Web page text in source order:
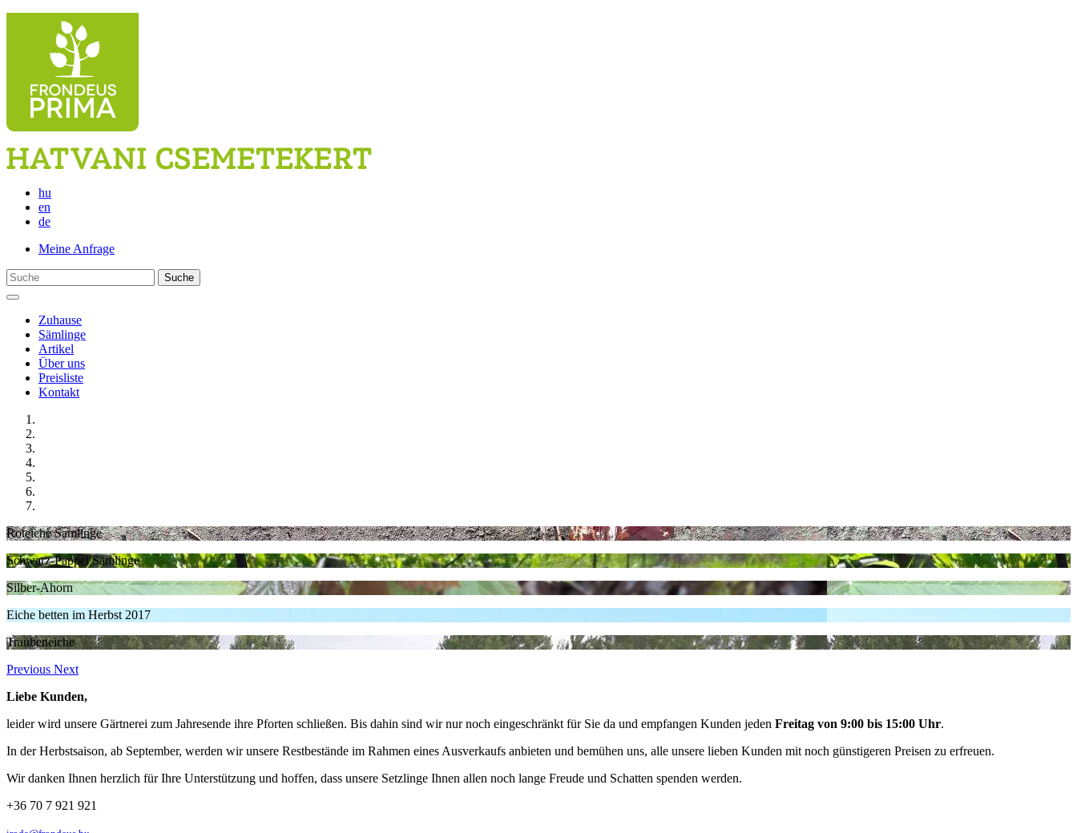
hu
en
de
Meine Anfrage
Suche
Zuhause
Sämlinge
Artikel
Über uns
Preisliste
Kontakt
Roteiche Samlinge
Schwarz-Pappel Sämlinge
Silber-Ahorn
Eiche betten im Herbst 2017
Traubeneiche
Previous Next
Liebe Kunden,
leider wird unsere Gärtnerei zum Jahresende ihre Pforten schließen. Bis dahin sind wir nur noch eingeschränkt für Sie da und empfangen Kunden jeden Freitag von 9:00 bis 15:00 Uhr.
In der Herbstsaison, ab September, werden wir unsere Restbestände im Rahmen eines Ausverkaufs anbieten und bemühen uns, alle unsere lieben Kunden mit noch günstigeren Preisen zu erfreuen.
Wir danken Ihnen herzlich für Ihre Unterstützung und hoffen, dass unsere Setzlinge Ihnen allen noch lange Freude und Schatten spenden werden.
+36 70 7 921 921